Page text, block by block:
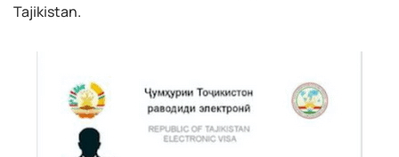
Tajikistan.